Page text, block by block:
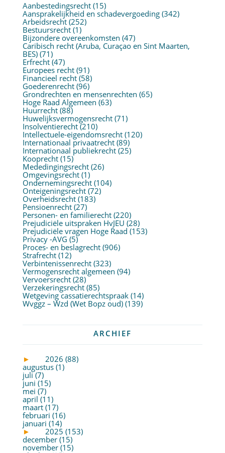
Aanbestedingsrecht(15)
Aansprakelijkheid en schadevergoeding(342)
Arbeidsrecht(252)
Bestuursrecht(1)
Bijzondere overeenkomsten (47)
Caribisch recht (Aruba, Curaçao en Sint Maarten,
BES)(71)
Erfrecht(47)
Europees recht(91)
Financieel recht(58)
Goederenrecht(96)
Grondrechten en mensenrechten (65)
Hoge Raad Algemeen (63)
Huurrecht(88)
Huwelijksvermogensrecht(71)
Insolventierecht(210)
Intellectuele-eigendomsrecht(120)
Internationaal privaatrecht(89)
Internationaal publiekrecht(25)
Kooprecht(15)
Mededingingsrecht(26)
Omgevingsrecht(1)
Ondernemingsrecht(104)
Onteigeningsrecht(72)
Overheidsrecht(183)
Pensioenrecht(27)
Personen- en familierecht(220)
Prejudiciële uitspraken HvJEU (28)
Prejudiciële vragen Hoge Raad (153)
Privacy -AVG (5)
Proces- en beslagrecht(906)
Strafrecht(12)
Verbintenissenrecht(323)
Vermogensrecht algemeen (94)
Vervoersrecht(28)
Verzekeringsrecht(85)
Wetgeving cassatierechtspraak(14)
Wvggz – Wzd (Wet Bopz oud)(139)
ARCHIEF
►
2026 (88)
augustus (1)
juli (7)
juni (15)
mei (7)
april (11)
maart (17)
februari (16)
januari (14)
►
2025 (153)
december (15)
november (15)